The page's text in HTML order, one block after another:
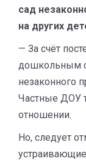
сад
на других
— За счёт
дошкольным
незаконного
Частные ДОУ
отношении.
Но, следует